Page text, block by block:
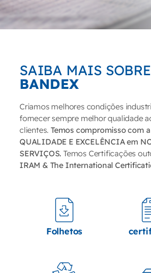
SAIBA MAIS
BANDEX
Criamos melhores condições
fornecer sempre melhor qualidade
clientes. Temos compromisso com
QUALIDADE E EXCELÊNCIA em
SERVIÇOS. Temos Certificações
IRAM & The International
Folhetos